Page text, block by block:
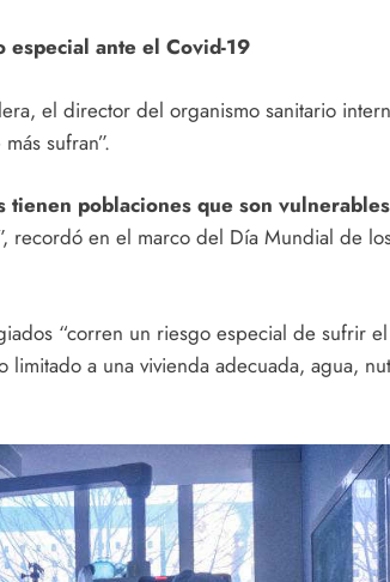
ante el Covid-19
el director del organismo sanitario
sufran”.
tienen poblaciones que son vulnerables
recordó en el marco del Día Mundial de
“corren un riesgo especial de sufrir
a una vivienda adecuada, agua,